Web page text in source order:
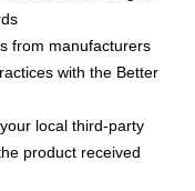
from manufacturers
with the Better
local third-party
product received